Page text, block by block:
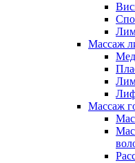
Массаж
Массаж